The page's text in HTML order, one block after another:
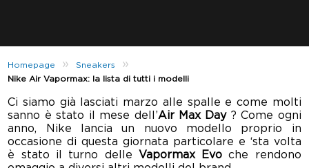
Homepage » Sneakers »
Nike Air Vapormax: la lista di tutti i modelli
Ci siamo già lasciati marzo alle spalle e come molti
sanno è stato il mese dell’Air Max Day? Come ogni
anno, Nike lancia un nuovo modello proprio in
occasione di questa giornata particolare e ‘sta volta
è stato il turno delle Vapormax Evo che rendono